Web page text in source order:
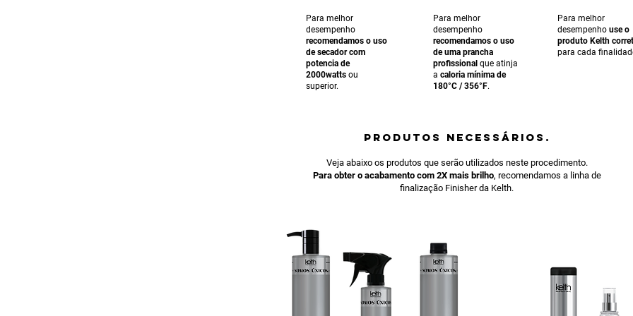
Para melhor
desempenho
recomendamos o uso
de secador com
potencia de
2000watts ou
superior.
Para melhor
desempenho
recomendamos o uso
de uma prancha
profissional que atinja
a caloria mínima de
180°C / 356°F.
Para melhor
desempenho use o
produto Kelth
para cada
PRODUTOS NECESSÁRIOS.
Veja abaixo os produtos que serão utilizados neste procedimento.
Para obter o acabamento com 2X mais brilho, recomendamos a linha de
finalização Finisher da Kelth.